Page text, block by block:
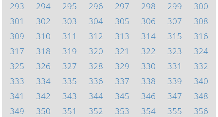
293
294 295 296 297 298 299
300
301
302 303 304 305 306 307
308
309
310 311 312 313 314 315
316
317
318 319 320 321 322 323
324
325
326 327 328 329 330 331
332
333
334 335 336 337 338 339
340
341
342 343 344 345 346 347
348
349
350 351 352 353 354 355 356